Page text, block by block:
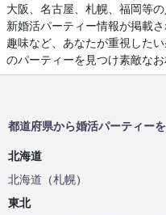
大阪、名古屋、札幌、福岡等
新婚活パーティー情報が掲載
趣味など、あなたが重視した
のパーティーを見つけ素敵なお
都道府県から婚活パーティー
北海道
北海道 （札幌）
東北